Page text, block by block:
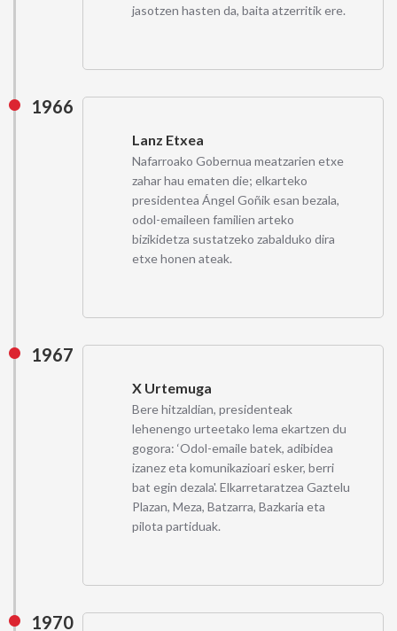
jasotzen hasten da, baita atzerritik ere.
1966
Lanz Etxea
Nafarroako Gobernua meatzarien etxe
zahar hau ematen die; elkarteko
presidentea Ángel Goñik esan bezala,
odol-emaileen familien arteko
bizikidetza sustatzeko zabalduko dira
etxe honen ateak.
1967
X Urtemuga
Bere hitzaldian, presidenteak
lehenengo urteetako lema ekartzen du
gogora: ‘Odol-emaile batek, adibidea
izanez eta komunikazioari esker, berri
bat egin dezala'. Elkarretaratzea Gaztelu
Plazan, Meza, Batzarra, Bazkaria eta
pilota partiduak.
1970